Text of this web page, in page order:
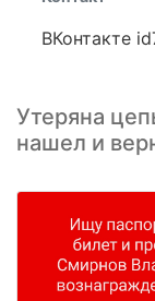
ВКонтакте
Утеряна
нашел и